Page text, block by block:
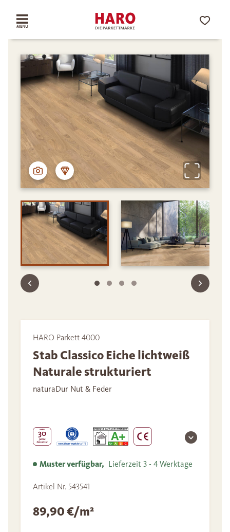
HARO Parkett 4000
Stab Classico Eiche lichtweiß
Naturale strukturiert
naturaDur Nut & Feder
Muster verfügbar, Lieferzeit 3 - 4 Werktage
Artikel Nr. 543541
89,90 €/m²